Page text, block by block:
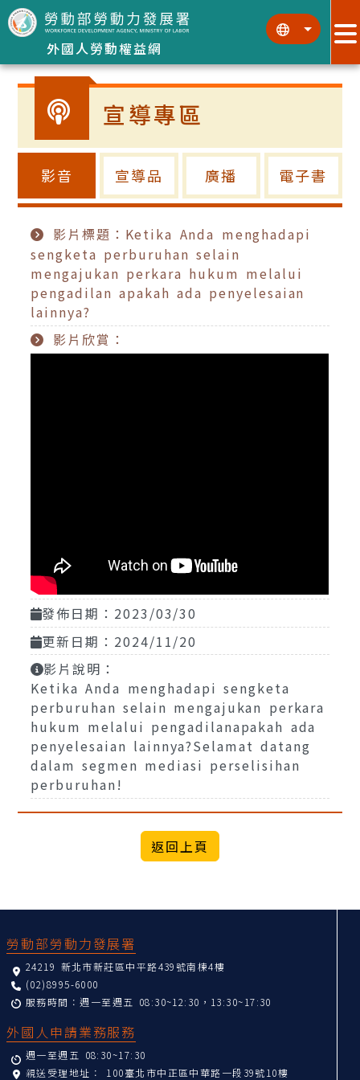
跳到主要內容區塊
外國人勞動權益網
::: :::
宣導專區
影音 宣導品 廣播 電子書
影片標題：Ketika Anda menghadapi
sengketa perburuhan selain
mengajukan perkara hukum melalui
pengadilan apakah ada penyelesaian
lainnya?
影片欣賞：
發佈日期：2023/03/30
更新日期：2024/11/20
影片說明：
Ketika Anda menghadapi sengketa
perburuhan selain mengajukan perkara
hukum melalui pengadilanapakah ada
penyelesaian lainnya?Selamat datang
dalam segmen mediasi perselisihan
perburuhan!
勞動部勞動力發展署
24219 新北市新莊區中平路439號南棟4樓
(02)8995-6000
服務時間：週一至週五 08:30~12:30，13:30~17:30
外國人申請業務服務
週一至週五 08:30~17:30
親送受理地址： 100臺北市中正區中華路一段39號10樓